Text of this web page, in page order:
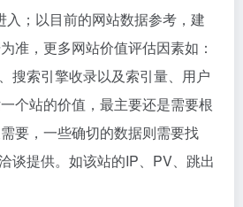
入；以目前的网站数据参考，建
准，更多网站价值评估因素如：
搜索引擎收录以及索引量、用户
个站的价值，最主要还是需要根
要，一些确切的数据则需要找
谈提供。如该站的IP、PV、跳出